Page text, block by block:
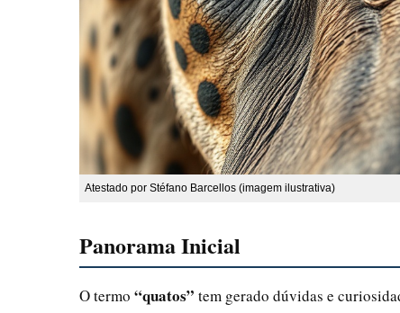
Atestado por Stéfano Barcellos (imagem ilustrativa)
Panorama Inicial
O termo “quatos” tem gerado dúvidas e